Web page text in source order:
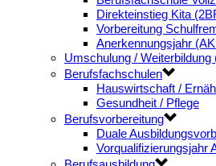
Direkteinstieg Kita
Vorbereitung
Anerkennungsjahr
Umschulung / Weiterbildung
Berufsfachschulen
Hauswirtschaft /
Gesundheit / Pflege
Berufsvorbereitung
Duale
Vorqualifizierungsjahr